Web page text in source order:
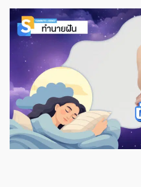
หมายถึง การมีโชคลาภหรือลาภลอย ซึ่
พิเศษจากคนที่มีผิวสองสี ช่วงนี้อาจจะล
กินแบ่งรัฐบาลแบบเล็กๆ น้อยๆ เผื่อจะ
และบุญบารมี เพราะเป็นช่วงที่ดวงดีมา
เด็ด มีกุมารมาเล่นด้วยในฝัน การฝันว่
ฝัน เป็นฝันที่ไม่ค่อยดี เพราะหมายถึงก
สบายใจ บางคนก็จะไม่สมหวังกับสิ่งที่หวั
เข้ามาหลายทาง ทำให้เก็บเงินไม่อยู่ แ
คนโสดจะเจอกับคนที่มาขายขนมจีบมา
หากใครมีคนรู้ใจหรือคนที่ศึกษากันอยู่แ
เกิดปัญหาใหญ่ตามมาได้ เลขเด็ด ฝันเ
กุมารทองร้องไห้ ตามตำราแล้ว เป็นฝั
ความเครียดและบอกว่าคุณกำลังมีปัญห
สุขภาพ แต่ก็เป็นฝันที่มีข้อดีในเรื่องของ